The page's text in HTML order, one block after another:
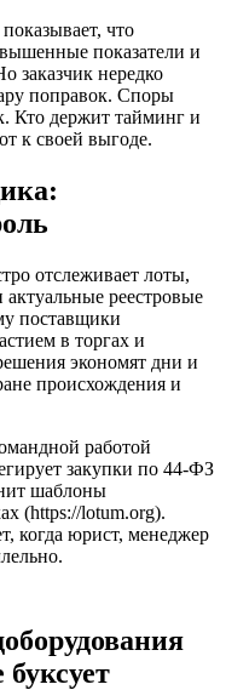
что
показатели и
заказчик нередко
поправок. Споры
Кто держит тайминг и
к своей выгоде.
отслеживает лоты,
реестровые
поставщики
в торгах и
экономят дни и
происхождения и
работой
закупки по 44-ФЗ
шаблоны
(https://lotum.org).
когда юрист, менеджер
буксует